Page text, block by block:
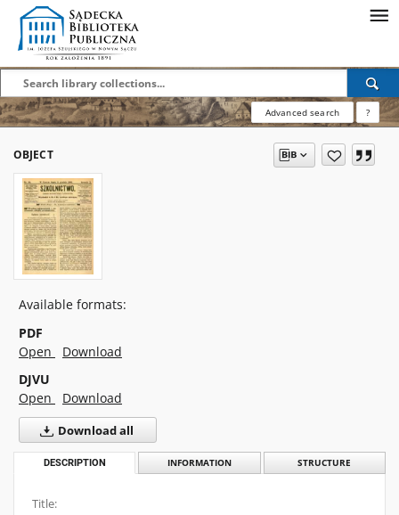
Advanced search ?
OBJECT
Available formats:
PDF
Open
Download
DJVU
Open
Download
Download all
DESCRIPTION INFORMATION STRUCTURE
Title: